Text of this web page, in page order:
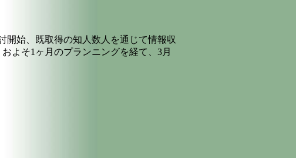
開始、既取得の知人数人を通じて情報収
よそ1ヶ月のプランニングを経て、3月